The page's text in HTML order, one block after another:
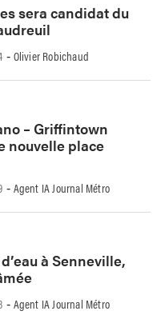
sera candidat du
- Olivier Robichaud
– Griffintown
nouvelle place
- Agent IA Journal Métro
à Senneville,
- Agent IA Journal Métro